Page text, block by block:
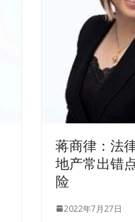
蒋商律：法
地产常出错
险
2022年7月27日